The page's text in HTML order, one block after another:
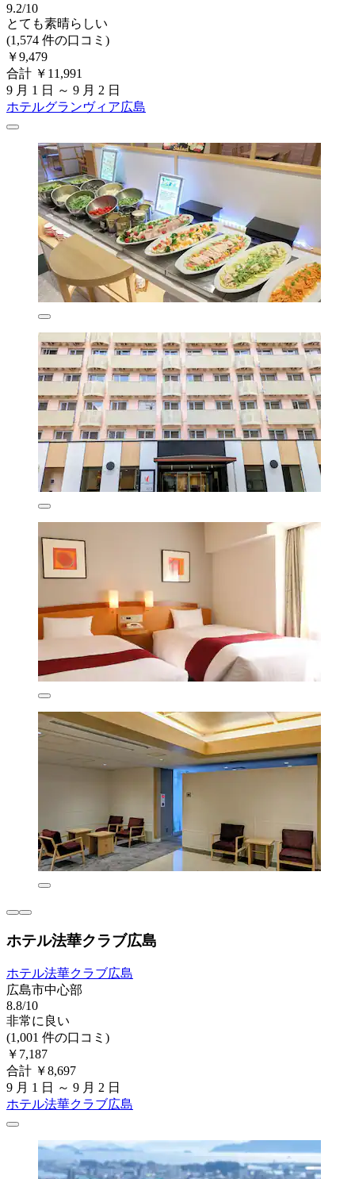
9.2/10
とても素晴らしい
(1,574 件の口コミ)
￥9,479
合計 ￥11,991
9 月 1 日 ～ 9 月 2 日
ホテルグランヴィア広島
ホテル法華クラブ広島
ホテル法華クラブ広島
広島市中心部
8.8/10
非常に良い
(1,001 件の口コミ)
￥7,187
合計 ￥8,697
9 月 1 日 ～ 9 月 2 日
ホテル法華クラブ広島